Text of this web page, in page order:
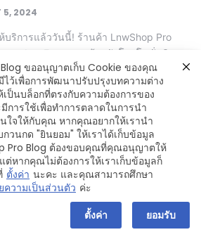
5, 2024
บริการแล้ววันนี้! ร้านค้า LnwShop Pro
ะบบ LnwExpress พร้อมรับโปรโมชั่นพิ
kg. 20 บาท เท่านั้น และใช้งานระบบ
ฟรี ไม่มีขั้นต่ำ ดูรายละเอียดการให้บริการ
LnwShop Company Limited
ขออนุญาตเก็บ Cookie ของคุณ
ไว้เพื่อการพัฒนาปรับปรุงบทความต่าง
เป็นบล็อกที่ตรงกับความต้องการของ
การใช้เพื่อทำการตลาดในการนำ
ใจให้กับคุณ หากคุณอยากให้เรานำ
วนกด "ยินยอม" ให้เราได้เก็บข้อมูล
Pro Blog ต้องขอบคุณที่คุณอนุญาตให้
ต่หากคุณไม่ต้องการให้เราเก็บข้อมูลก็
ตั้งค่า นะคะ และคุณสามารถศึกษา
ความเป็นส่วนตัว ค่ะ
ตั้งค่า
ยอมรับ